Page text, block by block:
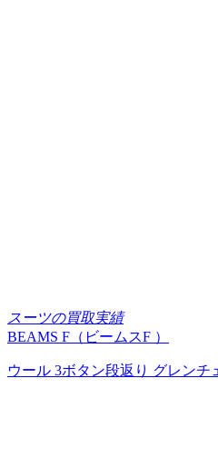
スーツの買取実績
BEAMS F（ビームスF ）
ウール 3ボタン段返り グレンチ